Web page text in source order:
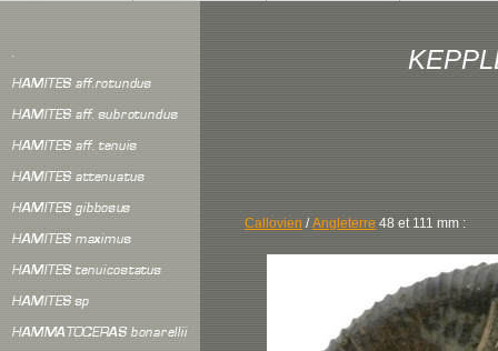
Callovien /Angleterre 48 et 111 mm :